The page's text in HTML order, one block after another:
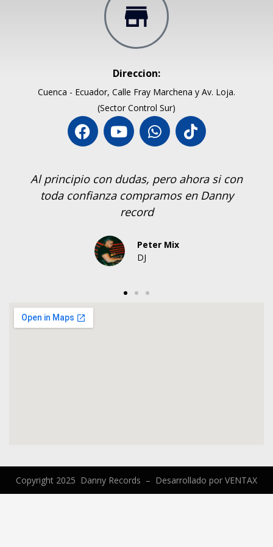
Direccion:
Cuenca - Ecuador, Calle Fray Marchena y Av. Loja.
(Sector Control Sur)
Al principio con dudas, pero ahora si con
toda confianza compramos en Danny
record
Peter Mix
DJ
Copyright 2025 Danny Records – Desarrollado por VENTAX